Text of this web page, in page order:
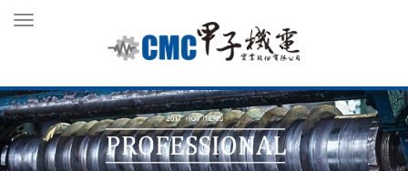
Toggle